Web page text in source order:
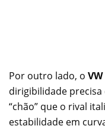
Por outro lado, o
dirigibilidade
“chão” que o rival
estabilidade em